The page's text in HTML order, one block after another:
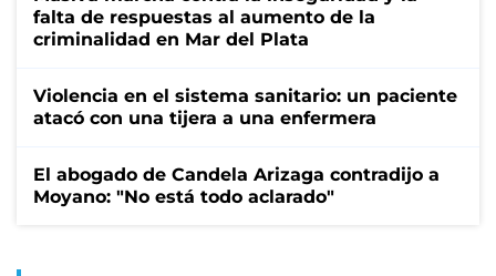
falta de respuestas al aumento de la
criminalidad en Mar del Plata
Violencia en el sistema sanitario: un paciente
atacó con una tijera a una enfermera
El abogado de Candela Arizaga contradijo a
Moyano: "No está todo aclarado"